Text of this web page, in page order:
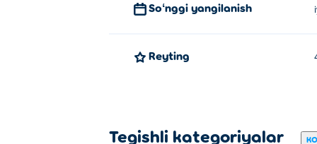
Poki da Karate Fighter o'yinini bepul
Soʻnggi yangilanish
Reyting
Tegishli kategoriyalar